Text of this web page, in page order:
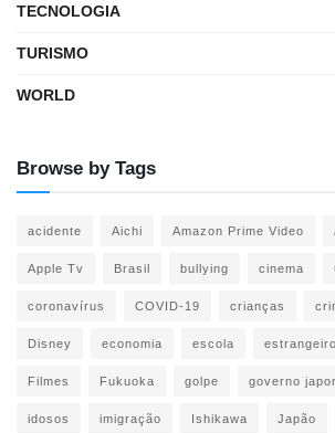
TECNOLOGIA
TURISMO
WORLD
Browse by Tags
acidente Aichi Amazon Prime Video
Apple Tv Brasil bullying cinema
coronavírus COVID-19 crianças
Disney economia escola
Filmes Fukuoka golpe governo
idosos imigração Ishikawa Japão